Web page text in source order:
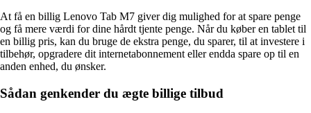
At få en billig Lenovo Tab M7 giver dig mulighed for at spare penge
og få mere værdi for dine hårdt tjente penge. Når du køber en tablet til
en billig pris, kan du bruge de ekstra penge, du sparer, til at investere i
tilbehør, opgradere dit internetabonnement eller endda spare op til en
anden enhed, du ønsker.
Sådan genkender du ægte billige tilbud